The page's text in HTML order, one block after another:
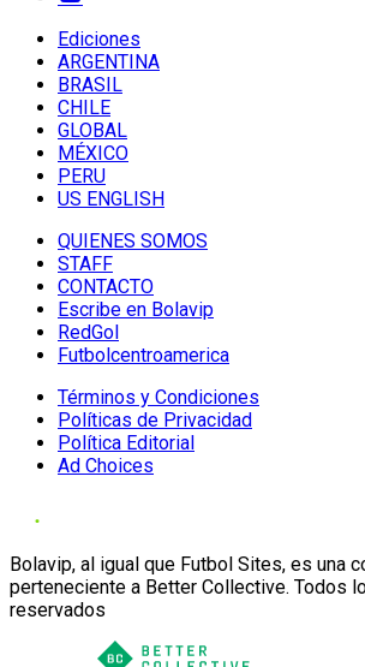
Ediciones
ARGENTINA
BRASIL
CHILE
GLOBAL
MÉXICO
PERU
US ENGLISH
QUIENES SOMOS
STAFF
CONTACTO
Escribe en Bolavip
RedGol
Futbolcentroamerica
Términos y Condiciones
Políticas de Privacidad
Política Editorial
Ad Choices
Bolavip, al igual que Futbol Sites, es una
perteneciente a Better Collective. Todos
reservados